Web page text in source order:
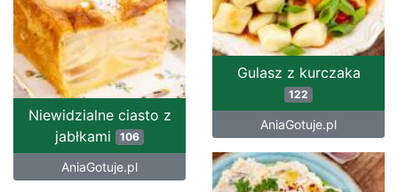
Gulasz z kurczaka
122
AniaGotuje.pl
Niewidzialne ciasto z
jabłkami 106
AniaGotuje.pl